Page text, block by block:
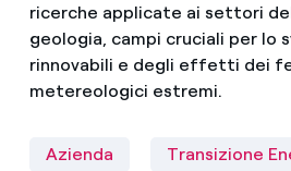
ricerche applicate ai settori
geologia, campi cruciali per lo
rinnovabili e degli effetti dei
metereologici estremi.
Azienda Transizione